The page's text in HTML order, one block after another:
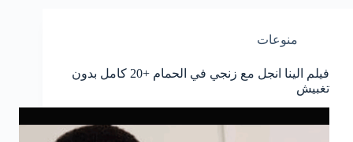
منوعات
فيلم الينا انجل مع زنجي في الحمام +20 كامل بدون
تغبيش